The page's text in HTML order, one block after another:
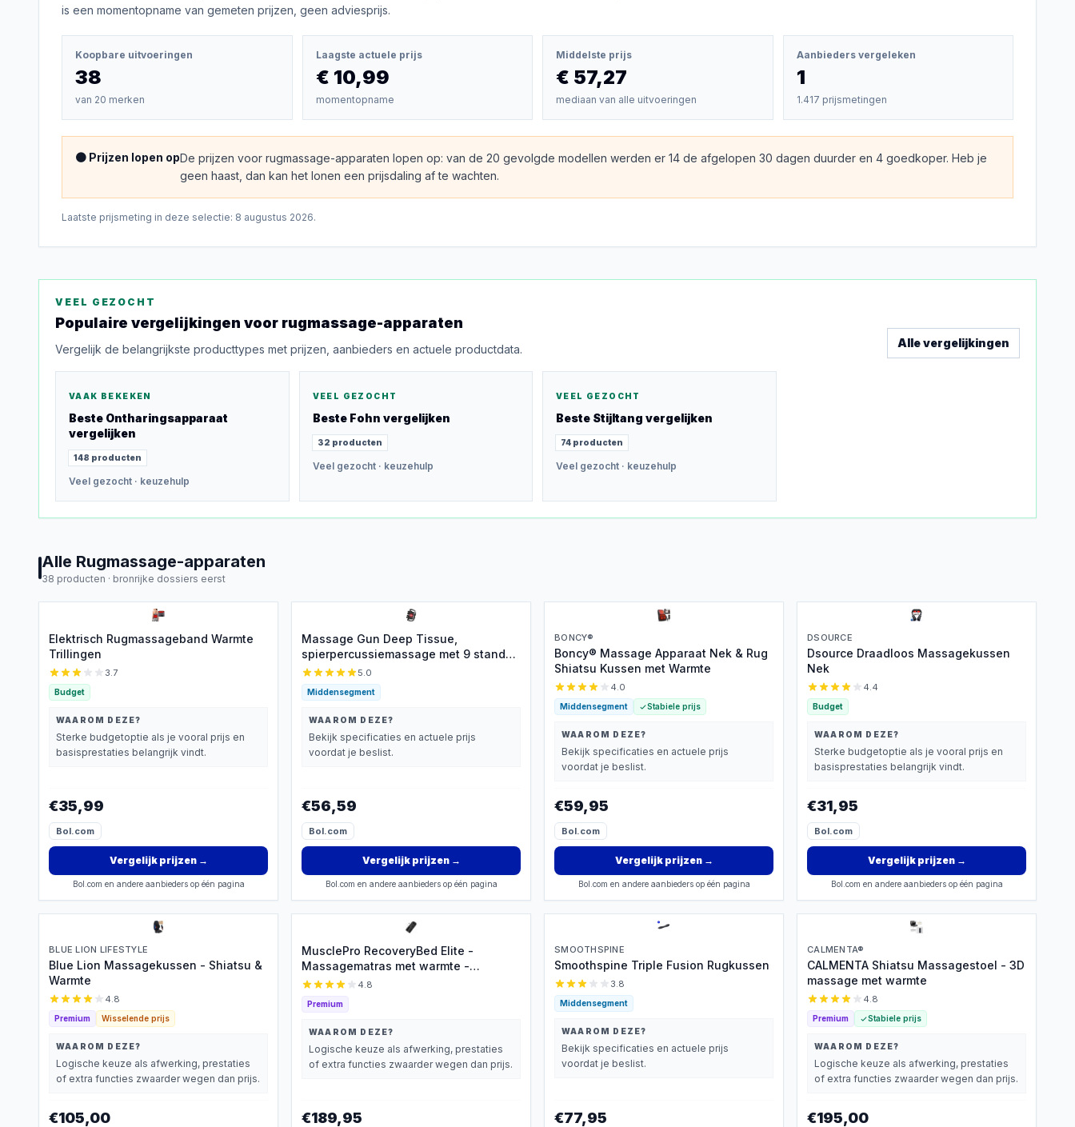
is een momentopname van gemeten prijzen, geen adviesprijs.
Koopbare uitvoeringen
38
van 20 merken
Laagste actuele prijs
€ 10,99
momentopname
Middelste prijs
€ 57,27
mediaan van alle uitvoeringen
Aanbieders vergeleken
1
1.417 prijsmetingen
🟠 Prijzen lopen opDe prijzen voor rugmassage-apparaten lopen op: van de 20 gevolgde modellen werden er 14 de afgelopen 30 dagen duurder en 4 goedkoper. Heb je
geen haast, dan kan het lonen een prijsdaling af te wachten.
Laatste prijsmeting in deze selectie: 8 augustus 2026.
VEEL GEZOCHT
Populaire vergelijkingen voor rugmassage-apparaten
Vergelijk de belangrijkste producttypes met prijzen, aanbieders en actuele productdata. Alle vergelijkingen
VAAK BEKEKEN
Beste Ontharingsapparaat
vergelijken
148 producten
Veel gezocht · keuzehulp
VEEL GEZOCHT
Beste Fohn vergelijken
32 producten
Veel gezocht· keuzehulp
VEEL GEZOCHT
Beste Stijltang vergelijken
74 producten
Veel gezocht · keuzehulp
Alle Rugmassage-apparaten
38 producten · bronrijke dossiers eerst
Elektrisch Rugmassageband Warmte
Trillingen
3.7
Budget
WAAROM DEZE?
Sterke budgetoptie als je vooral prijs en
basisprestaties belangrijk vindt.
€35,99
Bol.com
Vergelijk prijzen→
Bol.com en andere aanbieders op één pagina
Massage Gun Deep Tissue,
spierpercussiemassage met 9 standen
en 99 versnellingen, rugmassage voor
pijnverlichting van deep tissue,
elektrisch massageapparaat voor
benen, armen, taille, rug en billen (16
5.0
Middensegment
WAAROM DEZE?
Bekijk specificaties en actuele prijs
voordat je beslist.
€56,59
Bol.com
Vergelijk prijzen→
Bol.com en andere aanbieders op één pagina
BONCY®
Boncy® Massage Apparaat Nek & Rug
Shiatsu Kussen met Warmte
4.0
Middensegment Stabiele prijs
WAAROM DEZE?
Bekijk specificaties en actuele prijs
voordat je beslist.
€59,95
Bol.com
Vergelijk prijzen→
Bol.com en andere aanbieders op één pagina
DSOURCE
Dsource Draadloos Massagekussen
Nek
4.4
Budget
WAAROM DEZE?
Sterke budgetoptie als je vooral prijs en
basisprestaties belangrijk vindt.
€31,95
Bol.com
Vergelijk prijzen→
Bol.com en andere aanbieders op één pagina
BLUE LION LIFESTYLE
Blue Lion Massagekussen - Shiatsu &
Warmte
4.8
Premium Wisselende prijs
WAAROM DEZE?
Logische keuze als afwerking, prestaties
of extra functies zwaarder wegen dan prijs.
€105,00
MusclePro RecoveryBed Elite -
Massagematras met warmte -
luchtcompressie massage - Massage
Rugmassage en Nekmassage
apparaat - Massagekussen - Zwart
4.8
Premium
WAAROM DEZE?
Logische keuze als afwerking, prestaties
of extra functies zwaarder wegen dan prijs.
€189,95
SMOOTHSPINE
Smoothspine Triple Fusion Rugkussen
3.8
Middensegment
WAAROM DEZE?
Bekijk specificaties en actuele prijs
voordat je beslist.
€77,95
CALMENTA®
CALMENTA Shiatsu Massagestoel - 3D
massage met warmte
4.8
Premium Stabiele prijs
WAAROM DEZE?
Logische keuze als afwerking, prestaties
of extra functies zwaarder wegen dan prijs.
€195,00